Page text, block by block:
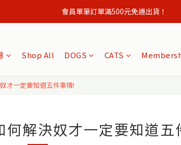
會員單筆訂單滿500元免運出貨！
註冊會員立即贈購物金50元,現領現買 ！
Shop All DOGS CATS
才一定要知道五件事情!
解決奴才一定要知道五